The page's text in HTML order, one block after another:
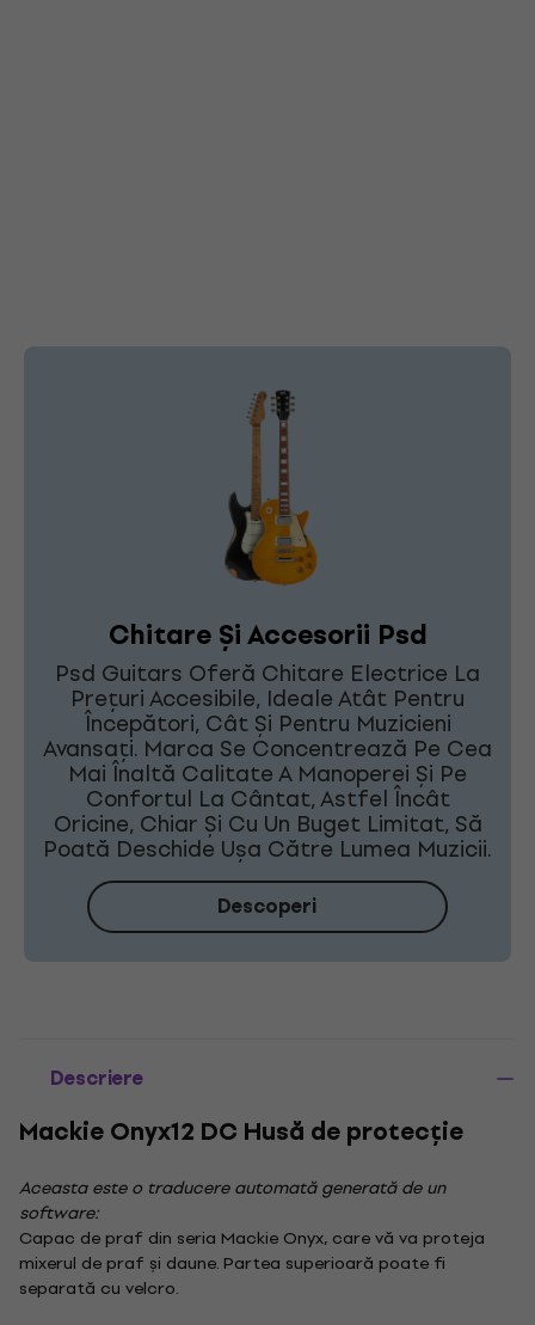
Chitare Și Accesorii Psd
Psd Guitars Oferă Chitare Electrice La
Prețuri Accesibile, Ideale Atât Pentru
Începători, Cât Și Pentru Muzicieni
Avansați. Marca Se Concentrează Pe Cea
Mai Înaltă Calitate A Manoperei Și Pe
Confortul La Cântat, Astfel Încât
Oricine, Chiar Și Cu Un Buget Limitat, Să
Poată Deschide Ușa Către Lumea Muzicii.
Descoperi
Descriere
Mackie Onyx12 DC Husă de protecție
Aceasta este o traducere automată generată de un
software:
Capac de praf din seria Mackie Onyx, care vă va proteja
mixerul de praf și daune. Partea superioară poate fi
separată cu velcro.